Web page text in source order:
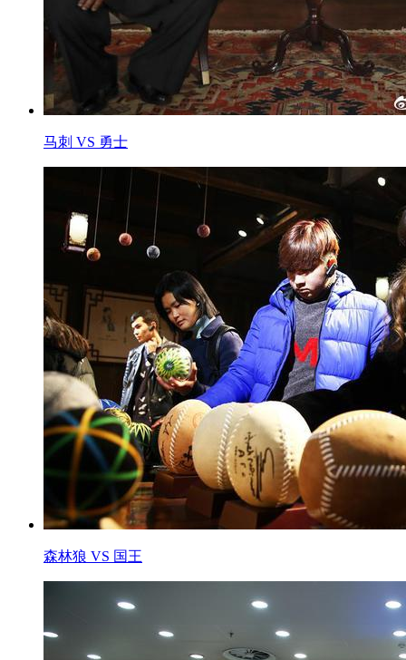
马刺 VS 勇士
森林狼 VS 国王